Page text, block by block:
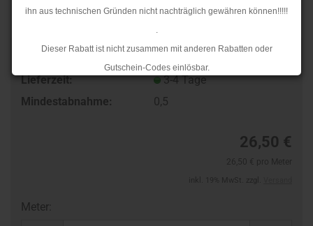
ihn aus technischen Gründen nicht nachträglich gewähren können!!!!!
.
Dieser Rabatt ist nicht zusammen mit anderen Rabatten oder
Gutschein-Codes einlösbar.
.
Ab dem 17.08.2026 versenden wir wieder wie gewohnt. Aufgrund des
Lieferzeit:
3-4 Tage
Mindestabnahme:
0,5
26,50 €
Meter: